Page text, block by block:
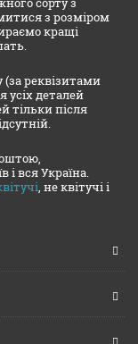
з розміром
кращі
реквізитами
усіх деталей
тільки після
і вся Україна.
, не квітучі і